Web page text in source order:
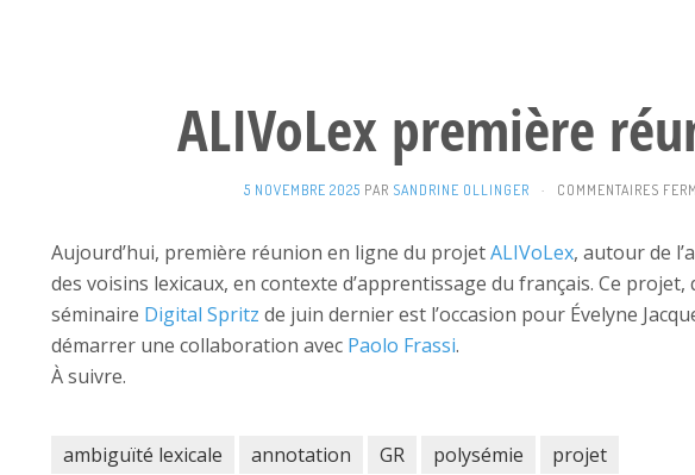
ALIVoLex première
5 NOVEMBRE 2025 PAR SANDRINE OLLINGER · COMMENTAIRES
Aujourd’hui, première réunion en ligne du projetALIVoLex, autour de
des voisins lexicaux, en contexte d’apprentissage du français. Ce
séminaire Digital Spritz de juin dernier est l’occasion pour Évelyne
démarrer une collaboration avec Paolo Frassi.
À suivre.
ambiguïté lexicale annotation GR polysémie projet